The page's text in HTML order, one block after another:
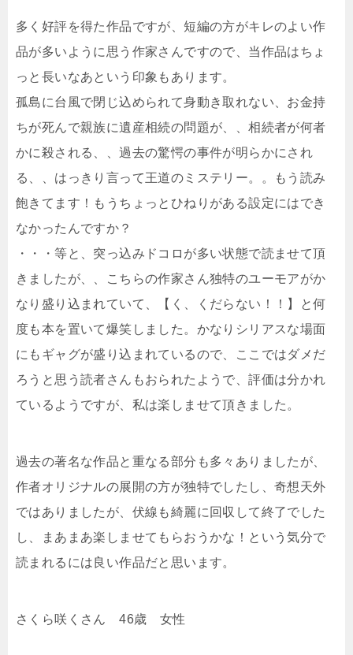
多く好評を得た作品ですが、短編の方がキレのよい作
品が多いように思う作家さんですので、当作品はちょ
っと長いなあという印象もあります。
孤島に台風で閉じ込められて身動き取れない、お金持
ちが死んで親族に遺産相続の問題が、、相続者が何者
かに殺される、、過去の驚愕の事件が明らかにされ
る、、はっきり言って王道のミステリー。。もう読み
飽きてます！もうちょっとひねりがある設定にはでき
なかったんですか？
・・・等と、突っ込みドコロが多い状態で読ませて頂
きましたが、、こちらの作家さん独特のユーモアがか
なり盛り込まれていて、【く、くだらない！！】と何
度も本を置いて爆笑しました。かなりシリアスな場面
にもギャグが盛り込まれているので、ここではダメだ
ろうと思う読者さんもおられたようで、評価は分かれ
ているようですが、私は楽しませて頂きました。
過去の著名な作品と重なる部分も多々ありましたが、
作者オリジナルの展開の方が独特でしたし、奇想天外
ではありましたが、伏線も綺麗に回収して終了でした
し、まあまあ楽しませてもらおうかな！という気分で
読まれるには良い作品だと思います。
さくら咲くさん 46歳 女性